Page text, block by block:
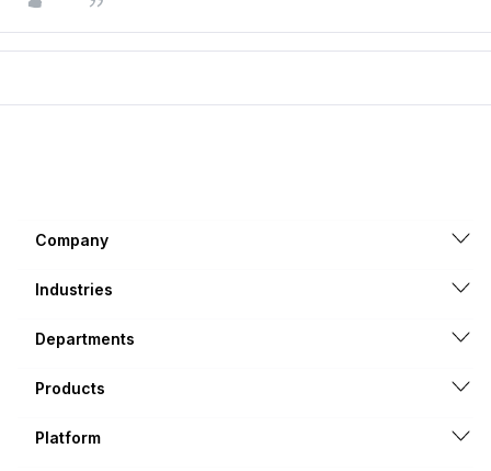
Company
Industries
Departments
Products
Platform